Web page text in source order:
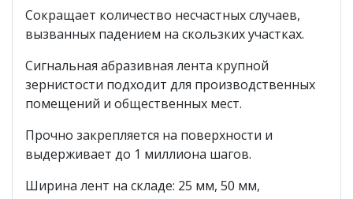
Сокращает количество несчастных случаев,
вызванных падением на скользких участках.
Сигнальная абразивная лента крупной
зернистости подходит для производственных
помещений и общественных мест.
Прочно закрепляется на поверхности и
выдерживает до 1 миллиона шагов.
Ширина лент на складе: 25 мм, 50 мм,